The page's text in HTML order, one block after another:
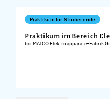
Praktikum für Studierende
Praktikum im Bereich
bei MAICO Elektroapparate-Fabrik